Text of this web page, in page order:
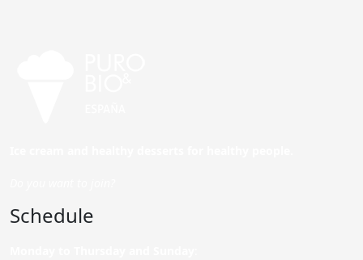
Schedule